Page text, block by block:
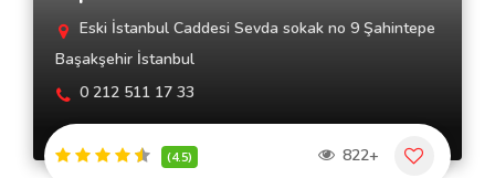
Eski İstanbul Caddesi Sevda sokak no 9 Şahintepe
Başakşehir İstanbul
0 212 511 17 33
(4.5) 822+